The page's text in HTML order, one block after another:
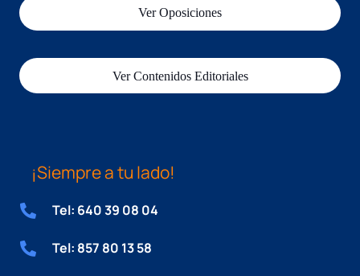
Ver Oposiciones
Ver Contenidos Editoriales
¡Siempre a tu lado!
Tel: 640 39 08 04
Tel: 857 80 13 58